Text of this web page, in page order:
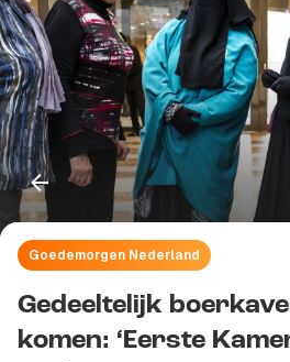
Goedemorgen Nederland
Gedeeltelijk
komen: ‘Eerste